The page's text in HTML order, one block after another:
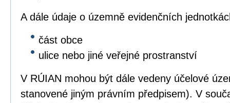
A dále údaje o územně evidenčních
část obce
ulice nebo jiné veřejné prostranství
V RÚIAN mohou být dále vedeny účelové
stanovené jiným právním předpisem). V